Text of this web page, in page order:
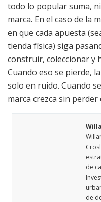
todo lo popular suma,
marca. En el caso de la
en que cada apuesta
tienda física) siga
construir, coleccionar y
Cuando eso se pierde,
solo en ruido. Cuando
marca crezca sin perder
de
de